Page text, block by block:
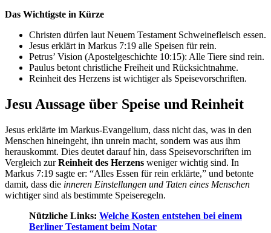
Das Wichtigste in Kürze
Christen dürfen laut Neuem Testament Schweinefleisch essen.
Jesus erklärt in Markus 7:19 alle Speisen für rein.
Petrus’ Vision (Apostelgeschichte 10:15): Alle Tiere sind rein.
Paulus betont christliche Freiheit und Rücksichtnahme.
Reinheit des Herzens ist wichtiger als Speisevorschriften.
Jesu Aussage über Speise und Reinheit
Jesus erklärte im Markus-Evangelium, dass nicht das, was in den
Menschen hineingeht, ihn unrein macht, sondern was aus ihm
herauskommt. Dies deutet darauf hin, dass Speisevorschriften im
Vergleich zurReinheit des Herzens weniger wichtig sind. In
Markus 7:19 sagte er: “Alles Essen für rein erklärte,” und betonte
damit, dass die inneren Einstellungen und Taten eines Menschen
wichtiger sind als bestimmte Speiseregeln.
Nützliche Links: Welche Kosten entstehen bei einem
Berliner Testament beim Notar